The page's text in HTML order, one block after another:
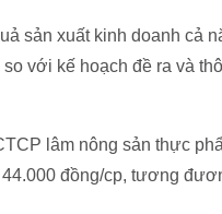
sản xuất kinh doanh cả
với kế hoạch đề ra và
lâm nông sản thực
đồng/cp, tương